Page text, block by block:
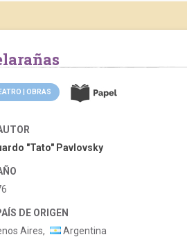
| OBRAS
"Tato" Pavlovsky
DE ORIGEN
Aires,
Argentina